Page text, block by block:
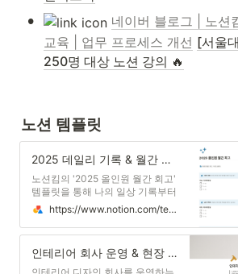
•
네이버 블로그 | 노션
교육 | 업무 프로세스 개선 [서울
250명 대상 노션 강의 🔥
노션 템플릿
2025 데일리 기록 & 월간 회고
노션킴의 '2025 올인원 월간 회고'
템플릿을 통해 나의 일상 기록부터
월간 회고까지 한번에 해결하세요!
이 템플릿은 한달 간 기록부터 월
말 회고까지 자연스럽게 이어지도
과를 정리하며 나의 습관, 감정을
돌아보고 관리할 수 있어요. 매달 1
https://www.notion.com/templates/monthly-retrospective
인테리어 회사 운영 & 현장 관리 시스템